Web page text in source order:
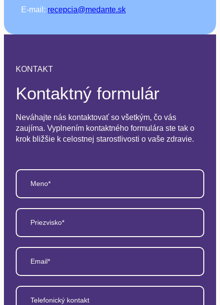
E-mail: recepcia@medante.sk
KONTAKT
Kontaktný formulár
Neváhajte nás kontaktovať so všetkým, čo vás
zaujíma. Vyplnením kontaktného formulára ste tak o
krok bližšie k celostnej starostlivosti o vaše zdravie.
Meno*
Priezvisko*
Email*
Telefonický kontakt